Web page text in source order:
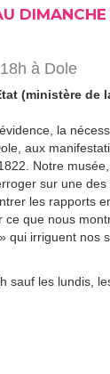
à Dole
(ministère
la
aux
Notre
sur une
les
ce que nous
qui irriguent nos
sauf les lundis,